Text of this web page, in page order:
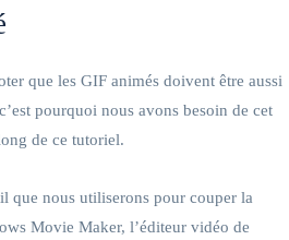
que les GIF animés doivent être aussi
pourquoi nous avons besoin de cet
de ce tutoriel.
que nous utiliserons pour couper la
Movie Maker, l’éditeur vidéo de